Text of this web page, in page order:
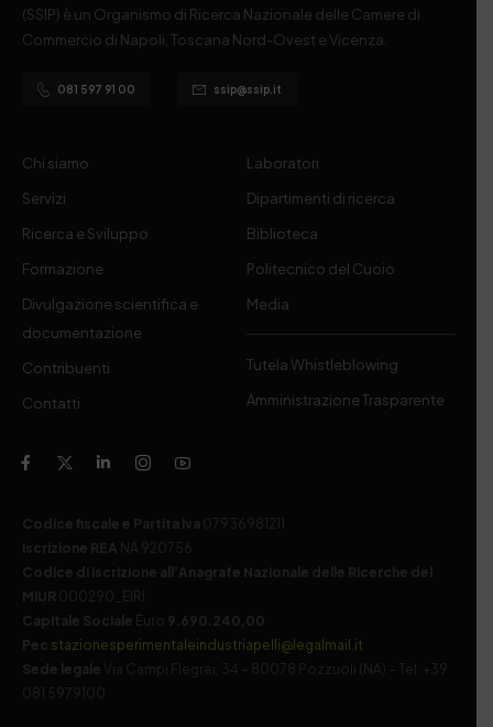
(SSIP) è un Organismo di Ricerca Nazionale delle Camere di
Commercio di Napoli, Toscana Nord-Ovest e Vicenza.
081 597 91 00 ssip@ssip.it
Chi siamo
Servizi
Ricerca e Sviluppo
Formazione
Divulgazione scientifica e
documentazione
Contribuenti
Contatti
Laboratori
Dipartimenti di ricerca
Biblioteca
Politecnico del Cuoio
Media
Tutela Whistleblowing
Amministrazione Trasparente
Codice fiscale e Partita Iva 07936981211
Iscrizione REA NA 920756
Codice di iscrizione all’Anagrafe Nazionale delle Ricerche del
MIUR 000290_EIRI
Capitale Sociale Euro 9.690.240,00
Pec stazionesperimentaleindustriapelli@legalmail.it
Sede legale
Via Campi Flegrei, 34 – 80078 Pozzuoli (NA) – Tel. +39
081 5979100